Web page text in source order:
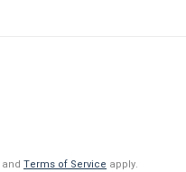
and Terms of Service apply.